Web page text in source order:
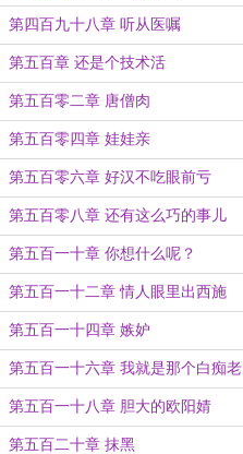
第四百九十八章 听从医嘱
第五百章 还是个技术活
第五百零二章 唐僧肉
第五百零四章 娃娃亲
第五百零六章 好汉不吃眼前亏
第五百零八章 还有这么巧的事儿
第五百一十章 你想什么呢？
第五百一十二章 情人眼里出西施
第五百一十四章 嫉妒
第五百一十六章 我就是那个白痴老
板
第五百一十八章 胆大的欧阳婧
第五百二十章 抹黑